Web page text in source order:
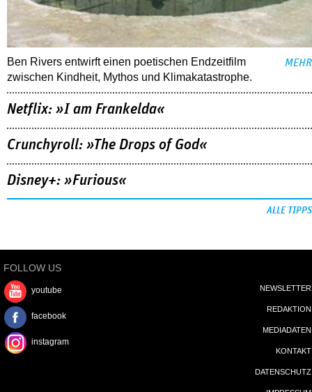
Ben Rivers entwirft einen poetischen Endzeitfilm
zwischen Kindheit, Mythos und Klimakatastrophe.
MEHR
Netflix: »I am Frankelda«
Crunchyroll: »The Drops of God«
Disney+: »Furious«
ALLE TIPPS
FOLLOW US
youtube
facebook
instagram
NEWSLETTER
REDAKTION
MEDIADATEN
KONTAKT
DATENSCHUTZ